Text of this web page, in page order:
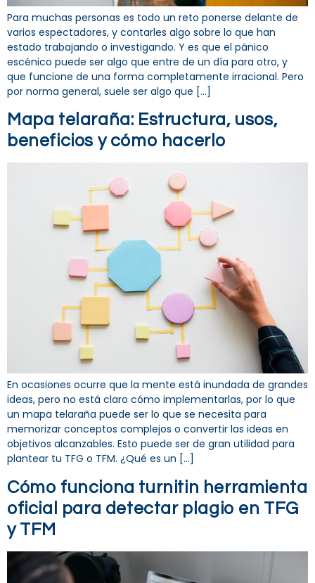
Para muchas personas es todo un reto ponerse delante de
varios espectadores, y contarles algo sobre lo que han
estado trabajando o investigando. Y es que el pánico
escénico puede ser algo que entre de un día para otro, y
que funcione de una forma completamente irracional. Pero
por norma general, suele ser algo que […]
Mapa telaraña: Estructura, usos,
beneficios y cómo hacerlo
En ocasiones ocurre que la mente está inundada de grandes
ideas, pero no está claro cómo implementarlas, por lo que
un mapa telaraña puede ser lo que se necesita para
memorizar conceptos complejos o convertir las ideas en
objetivos alcanzables. Esto puede ser de gran utilidad para
plantear tu TFG o TFM. ¿Qué es un […]
Cómo funciona turnitin herramienta
oficial para detectar plagio en TFG
y TFM